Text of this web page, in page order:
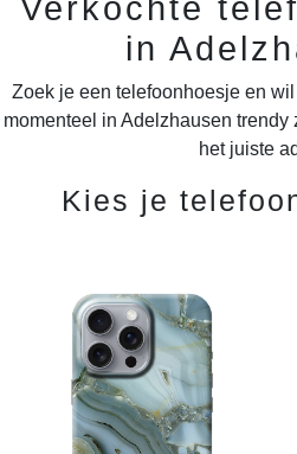
Verkochte
in
Zoek je een telefoonhoesje en
momenteel in Adelzhausen
het juiste
Kies je